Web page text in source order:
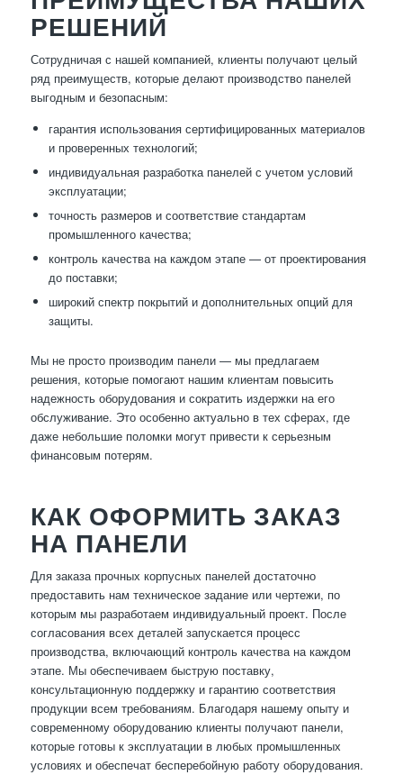
РЕШЕНИЙ
Сотрудничая с нашей компанией, клиенты получают целый
ряд преимуществ, которые делают производство панелей
выгодным и безопасным:
гарантия использования сертифицированных материалов
и проверенных технологий;
индивидуальная разработка панелей с учетом условий
эксплуатации;
точность размеров и соответствие стандартам
промышленного качества;
контроль качества на каждом этапе — от проектирования
до поставки;
широкий спектр покрытий и дополнительных опций для
защиты.
Мы не просто производим панели — мы предлагаем
решения, которые помогают нашим клиентам повысить
надежность оборудования и сократить издержки на его
обслуживание. Это особенно актуально в тех сферах, где
даже небольшие поломки могут привести к серьезным
финансовым потерям.
КАК ОФОРМИТЬ ЗАКАЗ
НА ПАНЕЛИ
Для заказа прочных корпусных панелей достаточно
предоставить нам техническое задание или чертежи, по
которым мы разработаем индивидуальный проект. После
согласования всех деталей запускается процесс
производства, включающий контроль качества на каждом
этапе. Мы обеспечиваем быструю поставку,
консультационную поддержку и гарантию соответствия
продукции всем требованиям. Благодаря нашему опыту и
современному оборудованию клиенты получают панели,
которые готовы к эксплуатации в любых промышленных
условиях и обеспечат бесперебойную работу оборудования.